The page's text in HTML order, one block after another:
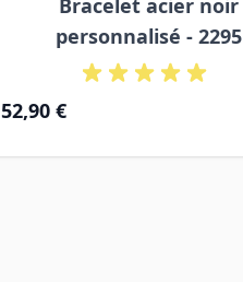
personnalisé - 2295
52,90 €